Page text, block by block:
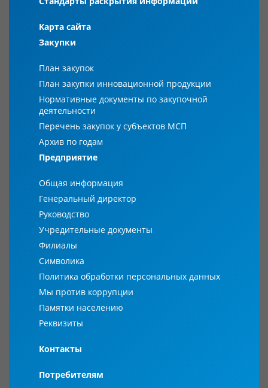
Карта сайта
Закупки
План закупок
План закупки инновационной продукции
Нормативные документы по закупочной
деятельности
Перечень закупок у субъектов МСП
Архив по годам
Предприятие
Общая информация
Генеральный директор
Руководство
Учредительные документы
Филиалы
Символика
Политика обработки персональных данных
Мы против коррупции
Памятки населению
Реквизиты
Контакты
Потребителям